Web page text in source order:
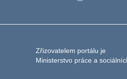
Zřizovatelem portálu je
Ministerstvo práce a